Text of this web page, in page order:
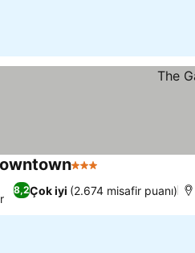
3 Yıldız
8,2Çok iyi (2.674 misafir puanı)